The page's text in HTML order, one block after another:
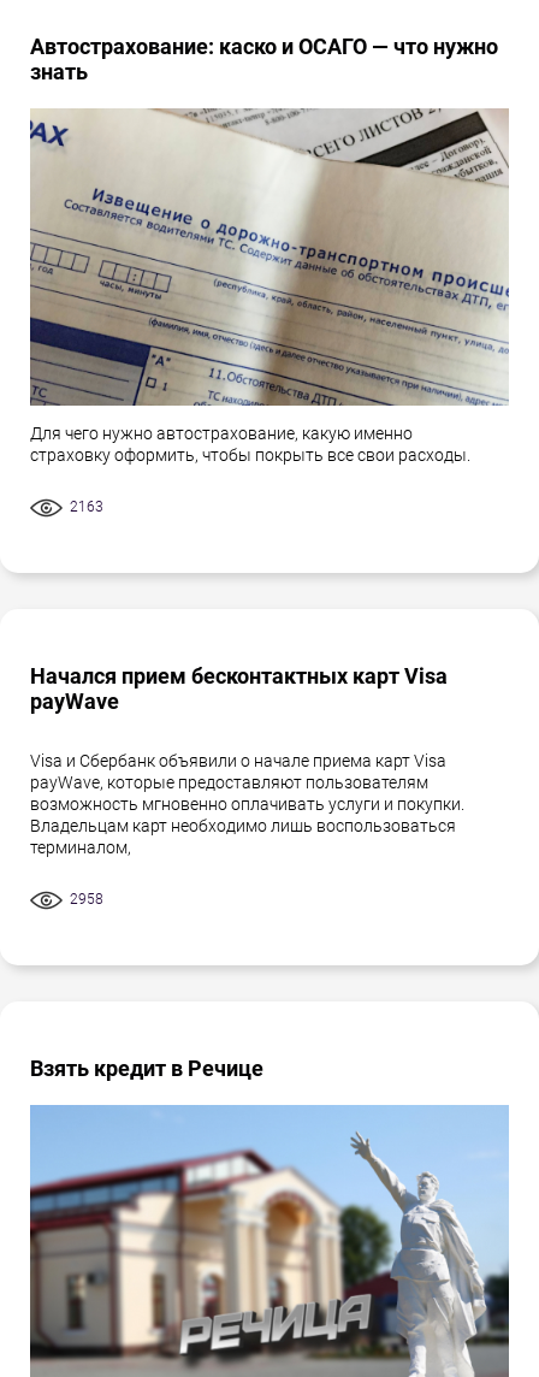
Автострахование: каско и ОСАГО — что нужно
знать
Для чего нужно автострахование, какую именно
страховку оформить, чтобы покрыть все свои расходы.
2163
Начался прием бесконтактных карт Visa
payWave
Visa и Сбербанк объявили о начале приема карт Visa
payWave, которые предоставляют пользователям
возможность мгновенно оплачивать услуги и покупки.
Владельцам карт необходимо лишь воспользоваться
терминалом,
2958
Взять кредит в Речице